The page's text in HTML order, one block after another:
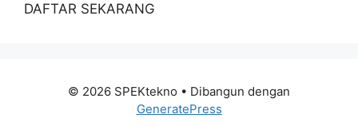
DAFTAR SEKARANG
© 2026 SPEKtekno • Dibangun dengan
GeneratePress